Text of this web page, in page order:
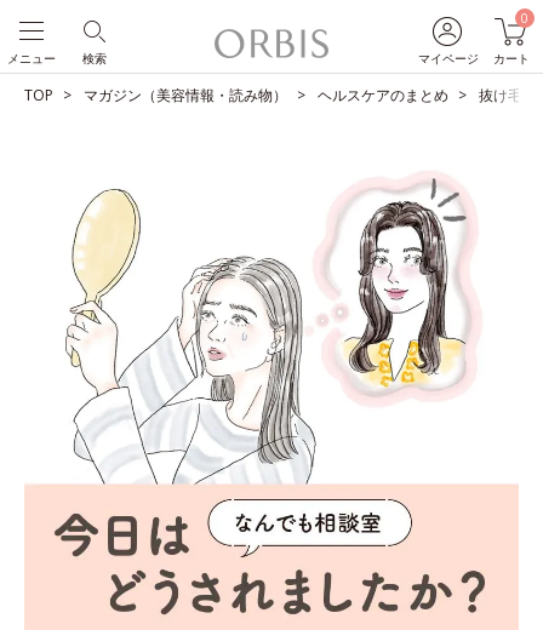
マイページ
0
カート
検索
メニュー
TOP マガジン（美容情報・読み物） ヘルスケアのまとめ 抜け毛、